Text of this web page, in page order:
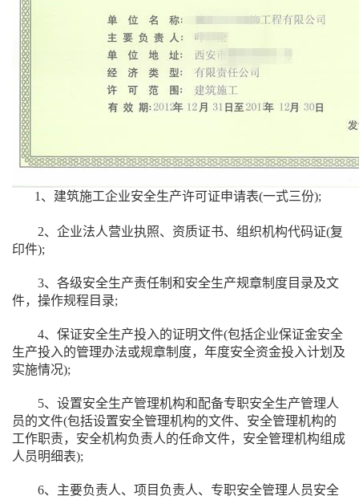
1、建筑施工企业安全生产许可证申请表(一式三份);
2、企业法人营业执照、资质证书、组织机构代码证(复
印件);
3、各级安全生产责任制和安全生产规章制度目录及文
件，操作规程目录;
4、保证安全生产投入的证明文件(包括企业保证金安全
生产投入的管理办法或规章制度，年度安全资金投入计划及
实施情况);
5、设置安全生产管理机构和配备专职安全生产管理人
员的文件(包括设置安全管理机构的文件、安全管理机构的
工作职责，安全机构负责人的任命文件，安全管理机构组成
人员明细表);
6、主要负责人、项目负责人、专职安全管理人员安全